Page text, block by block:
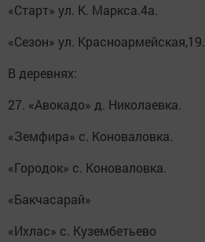
«Старт» ул. К. Маркса.4а.
«Сезон» ул. Красноармейская,19.
В деревнях:
27. «Авокадо» д. Николаевка.
«Земфира» с. Коноваловка.
«Городок» с. Коноваловка.
«Бакчасарай»
«Ихлас» с. Кузембетьево